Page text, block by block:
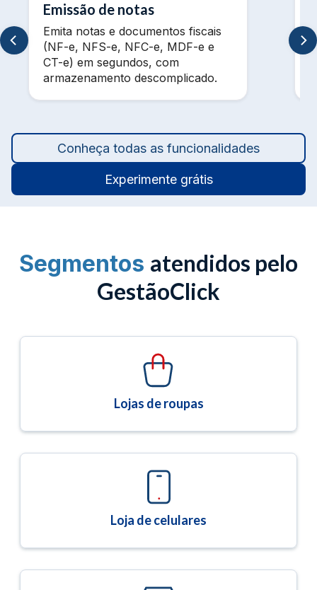
Emissão de notas
Emita notas e documentos fiscais
(NF-e, NFS-e, NFC-e, MDF-e e
CT-e) em segundos, com
armazenamento descomplicado.
Conheça todas as funcionalidades
Experimente grátis
Segmentos atendidos pelo
GestãoClick
Lojas de roupas
Loja de celulares